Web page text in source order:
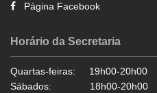
Página Facebook
Horário da Secretaria
Quartas-feiras: 19h00-20h00
Sábados: 18h00-20h00